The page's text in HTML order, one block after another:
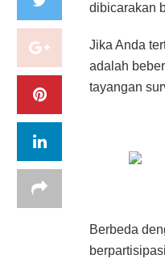
dibicarakan
Jika Anda
adalah
tayangan
Berbeda